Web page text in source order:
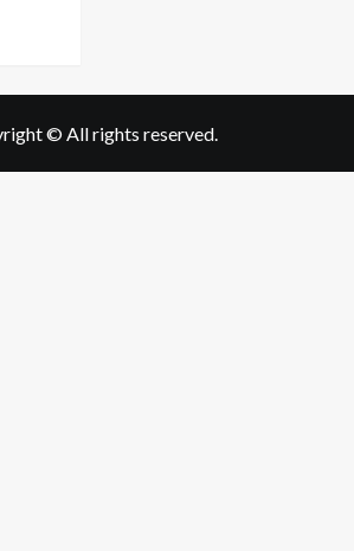
© All rights reserved.